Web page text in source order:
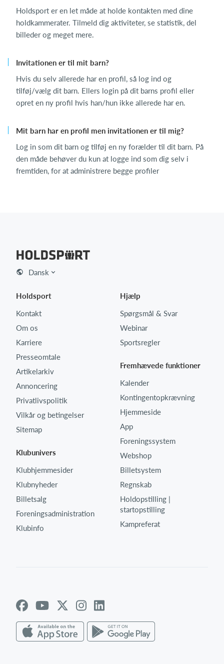
Holdsport er en let måde at holde kontakten med dine
holdkammerater. Tilmeld dig aktiviteter, se statistik, del
billeder og meget mere.
Invitationen er til mit barn?
Hvis du selv allerede har en profil, så log ind og
tilføj/vælg dit barn. Ellers login på dit barns profil eller
opret en ny profil hvis han/hun ikke allerede har en.
Mit barn har en profil men invitationen er til mig?
Log in som dit barn og tilføj en ny forælder til dit barn. På
den måde behøver du kun at logge ind som dig selv i
fremtiden, for at administrere begge profiler
Dansk
Holdsport
Kontakt
Om os
Karriere
Presseomtale
Artikelarkiv
Annoncering
Privatlivspolitik
Vilkår og betingelser
Sitemap
Klubunivers
Klubhjemmesider
Klubnyheder
Billetsalg
Foreningsadministration
Klubinfo
Hjælp
Spørgsmål & Svar
Webinar
Sportsregler
Fremhævede funktioner
Kalender
Kontingentopkrævning
Hjemmeside
App
Foreningssystem
Webshop
Billetsystem
Regnskab
Holdopstilling |
startopstilling
Kampreferat